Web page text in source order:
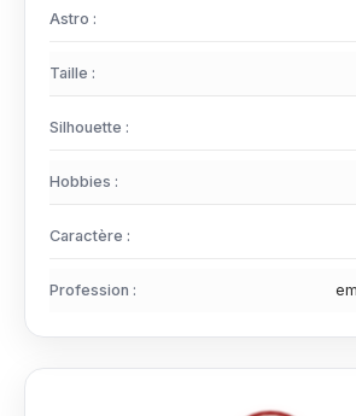
Astro :
Taille :
Silhouette :
Hobbies :
Caractère :
Profession :